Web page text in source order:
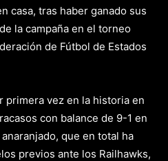
casa, tras haber ganado sus
la campaña en el torneo
de Fútbol de Estados
primera vez en la historia en
con balance de 9-1 en
que en total ha
previos ante los Railhawks,